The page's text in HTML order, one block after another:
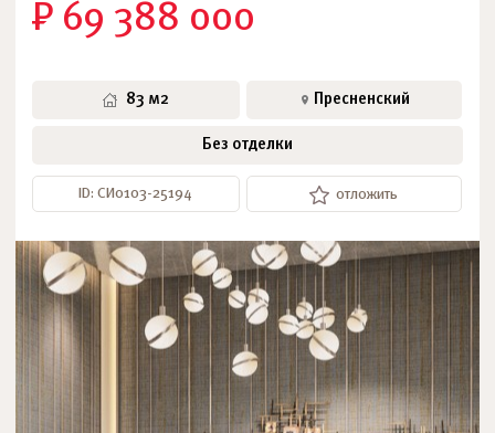
₽ 69 388 000
83 м2 Пресненский
Без отделки
ID: СИ0103-25194 отложить